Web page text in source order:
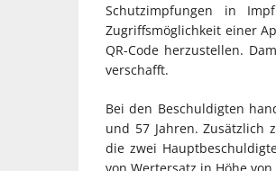
Schutzimpfungen in
Zugriffsmöglichkeit einer
QR-Code herzustellen.
verschafft.
Bei den Beschuldigten
und 57 Jahren. Zusätzlich
die zwei